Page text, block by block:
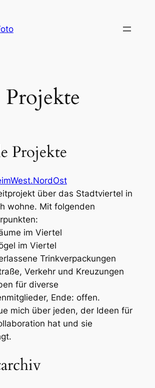
Projekte
Projekte
über das Stadtviertel in
wohne. Mit folgenden
im Viertel
im Viertel
Trinkverpackungen
Verkehr und Kreuzungen
für diverse
Ende: offen.
mich über jeden, der Ideen für
hat und sie